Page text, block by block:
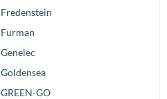
Fredenstein
Furman
Genelec
Goldensea
GREEN-GO